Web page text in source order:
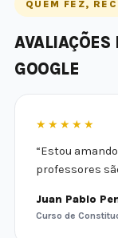
QUEM FEZ,
AVALIAÇÕES
GOOGLE
★★★★★
“Estou
professores
Juan Pablo
Curso de